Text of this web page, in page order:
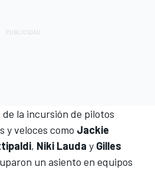
la incursión de pilotos
y veloces como Jackie
, Niki Lauda y Gilles
un asiento en equipos